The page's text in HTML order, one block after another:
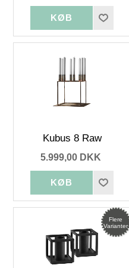
Kubus 8 Raw
5.999,00 DKK
Flere
Varianter